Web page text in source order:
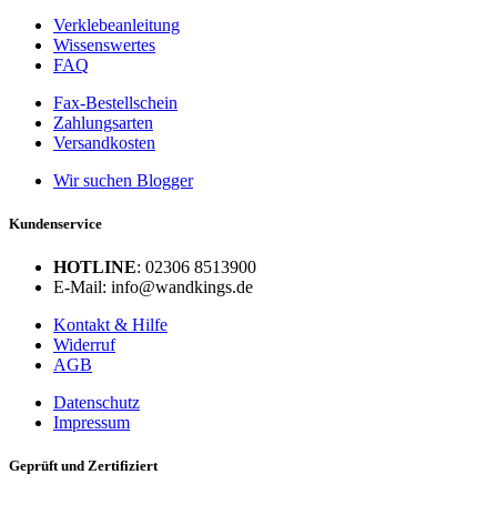
Verklebeanleitung
Wissenswertes
FAQ
Fax-Bestellschein
Zahlungsarten
Versandkosten
Wir suchen Blogger
Kundenservice
HOTLINE: 02306 8513900
E-Mail: info@wandkings.de
Kontakt & Hilfe
Widerruf
AGB
Datenschutz
Impressum
Geprüft und Zertifiziert